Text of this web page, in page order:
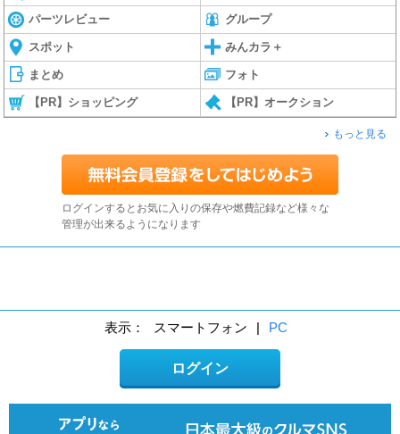
パーツレビュー グループ
スポット みんカラ＋
まとめ フォト
【PR】ショッピング 【PR】オークション
もっと見る
ログインするとお気に入りの保存や燃費記録など様々な
管理が出来るようになります
表示： スマートフォン | PC
ログイン